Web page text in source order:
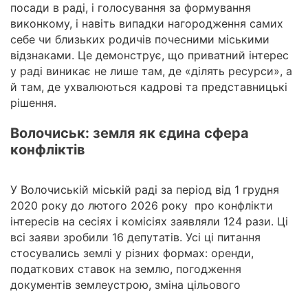
посади в раді, і голосування за формування
виконкому, і навіть випадки нагородження самих
себе чи близьких родичів почесними міськими
відзнаками. Це демонструє, що приватний інтерес
у раді виникає не лише там, де «ділять ресурси», а
й там, де ухвалюються кадрові та представницькі
рішення.
Волочиськ: земля як єдина сфера
конфліктів
У Волочиській міській раді за період від 1 грудня
2020 року до лютого 2026 року про конфлікти
інтересів на сесіях і комісіях заявляли 124 рази. Ці
всі заяви зробили 16 депутатів. Усі ці питання
стосувались землі у різних формах: оренди,
податкових ставок на землю, погодження
документів землеустрою, зміна цільового